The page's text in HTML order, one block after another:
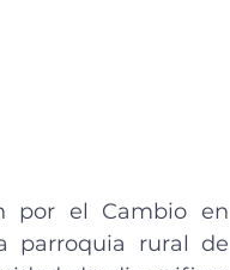
por el Cambio en
parroquia rural de